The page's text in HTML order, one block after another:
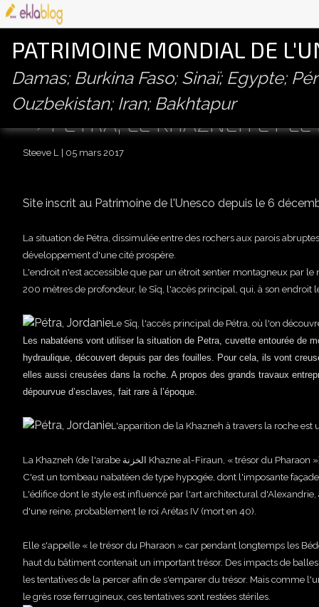
PATRIMOINE MONDIAL DE
Damas; Burkina Faso; Sinaï; Egypte;
Ouzbekistan; Iran; Bakhtapur
PÉTRA, LE KHAZNEH ET LE
Steeve L 05 mars 2017
Site inscrit au Patrimoine de l'Unesco depuis le 6
La situation de Pétra, dissimulée entre des rochers aux parois
développement d'une cité prospère.
L'endroit n'est accessible que par un étroit sentier montagneux par
200 mètres de profondeur, le Sîq, l'accès principal, qui, à son
Le Sîq, l'accès principal de Pétra, où l'on
Les nabatéens vont utiliser la situation de Petra, cuvette entourée de
hydraulique, découvert depuis par des fouilles. Pour cela, i ls vont
elles aussi creusées dans la roche. A propos des grands travaux
dépourvue d’esclaves, fait rare à l’époque.
L'apparition de la Khazneh à travers la roche
La Khazneh (de l'arabe الخزنة Khazne al-Firaun, « trésor du Pharaon ») ou Khasné, est le monument le plus connus de la cité antique de Pétra.
C'est un tombeau nabatéen de type hypogée, dont l'imposante
L'édifice dont le style est influencé par l'art architectural
d'une reine, probablement le roi Arétas IV (mort en 40).
Elle s'appelle « le trésor du Pharaon » car pendant longtemps les
haut du bâtiment contenait un important trésor. Des impacts de
les tentatives de la percer afin de s'emparer du trésor. Mais comme
le grès rose ferrugineux, ces tentatives sont restées stériles.